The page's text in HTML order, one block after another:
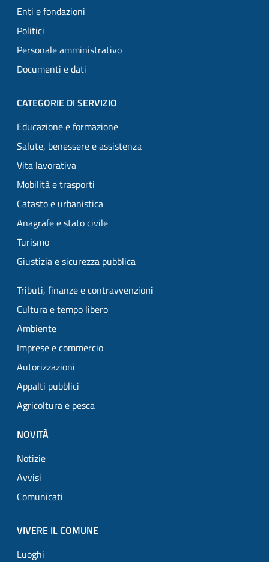
Enti e fondazioni
Politici
Personale amministrativo
Documenti e dati
CATEGORIE DI SERVIZIO
Educazione e formazione
Salute, benessere e assistenza
Vita lavorativa
Mobilità e trasporti
Catasto e urbanistica
Anagrafe e stato civile
Turismo
Giustizia e sicurezza pubblica
Tributi, finanze e contravvenzioni
Cultura e tempo libero
Ambiente
Imprese e commercio
Autorizzazioni
Appalti pubblici
Agricoltura e pesca
NOVITÀ
Notizie
Avvisi
Comunicati
VIVERE IL COMUNE
Luoghi